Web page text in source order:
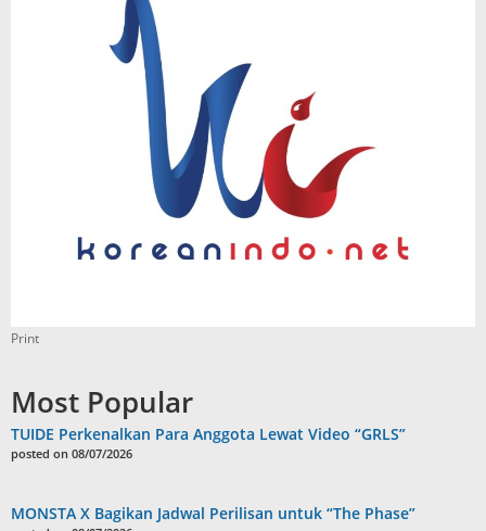
Print
Most Popular
TUIDE Perkenalkan Para Anggota Lewat Video “GRLS”
posted on 08/07/2026
MONSTA X Bagikan Jadwal Perilisan untuk “The Phase”